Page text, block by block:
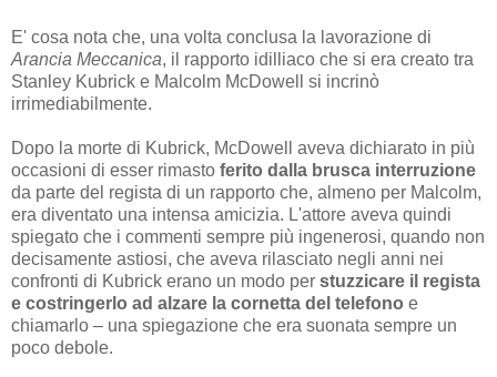
E' cosa nota che, una volta conclusa la lavorazione di
Arancia Meccanica, il rapporto idilliaco che si era creato tra
Stanley Kubrick e Malcolm McDowell si incrinò
irrimediabilmente.
Dopo la morte di Kubrick, McDowell aveva dichiarato in più
occasioni di esser rimasto ferito dalla brusca interruzione
da parte del regista di un rapporto che, almeno per Malcolm,
era diventato una intensa amicizia. L'attore aveva quindi
spiegato che i commenti sempre più ingenerosi, quando non
decisamente astiosi, che aveva rilasciato negli anni nei
confronti di Kubrick erano un modo per stuzzicare il regista
e costringerlo ad alzare la cornetta del telefono e
chiamarlo – una spiegazione che era suonata sempre un
poco debole.